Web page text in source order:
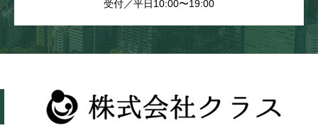
受付／平日10:00〜19:00